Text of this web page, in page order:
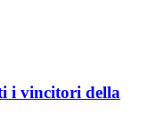
i vincitori della